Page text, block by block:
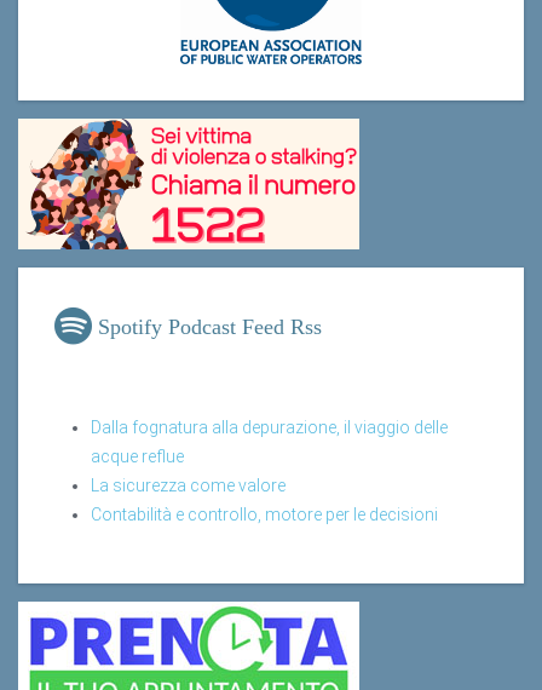
acque reflue
La sicurezza come valore
Contabilità e controllo, motore per le decisioni